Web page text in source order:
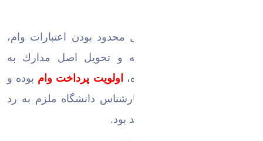
لازم به ذكر است به دلیل محدود بودن اعتبارات وام،
تاریخ ثبت تقاضا در سامانه و تحويل اصل مدارك به
كارشناسان ثبت وام دانشكده،
اولویت پرداخت وام بوده و
در صورت اتمام اعتبارات کارشناس دانشگاه ملزم به رد
وام درخواستی دانشجو خواهد بود.